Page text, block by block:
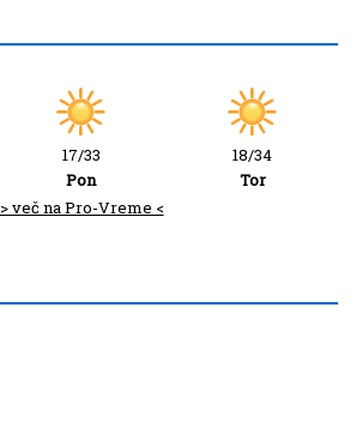
17/33
Pon
18/34
Tor
> več na Pro-Vreme <